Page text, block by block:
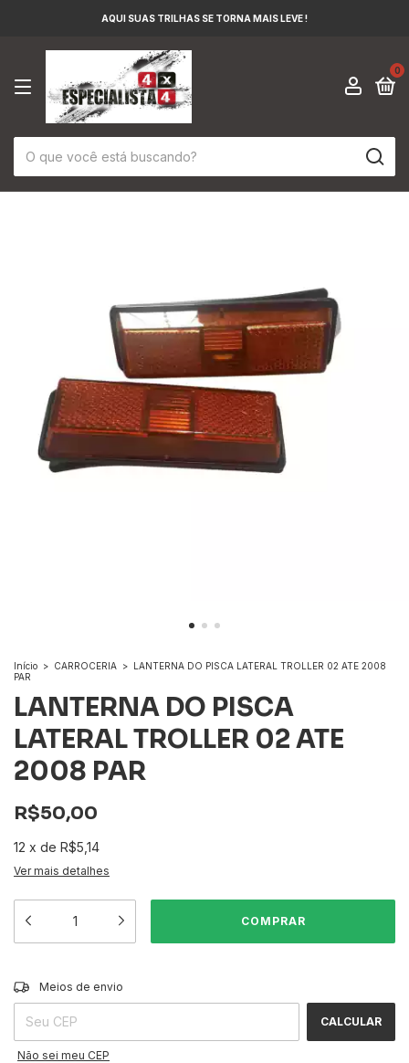
AQUI SUAS TRILHAS SE TORNA MAIS LEVE !
0
Início > CARROCERIA > LANTERNA DO PISCA LATERAL TROLLER 02 ATE 2008
PAR
LANTERNA DO PISCA
LATERAL TROLLER 02 ATE
2008 PAR
R$50,00
12 x de R$5,14
Ver mais detalhes
Entregas para o CEP:
Meios de envio
CALCULAR
Não sei meu CEP